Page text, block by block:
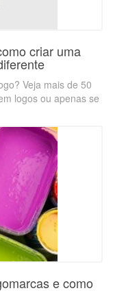
criar uma
Veja mais de 50
logos ou apenas se
e como